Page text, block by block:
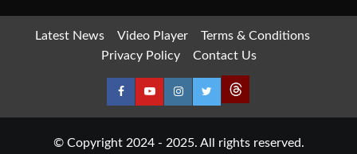
Latest News Video Player
Terms & Conditions
Privacy Policy
Contact Us
© Copyright 2024 - 2025. All rights reserved.